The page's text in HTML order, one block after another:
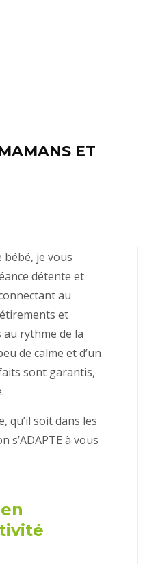
ET
je vous
détente et
au
et
au rythme de la
de calme et d’un
sont garantis,
qu’il soit dans les
s’ADAPTE à vous